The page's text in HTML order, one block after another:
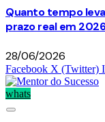
Quanto tempo
prazo real em
28/06/2026
Facebook X (Twitter)
whats